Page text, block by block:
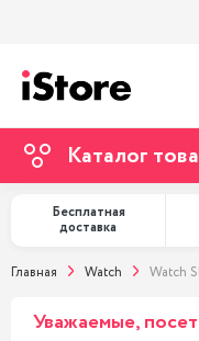
Каталог
Бесплатная
доставка
Главная Watch Watch
Уважаемые,